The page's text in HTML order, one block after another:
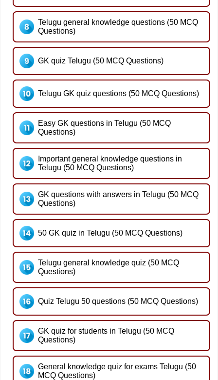
Telugu general knowledge questions (50 MCQ
Questions)
GK quiz Telugu (50 MCQ Questions)
Telugu GK quiz questions (50 MCQ Questions)
Easy GK questions in Telugu (50 MCQ
Questions)
Important general knowledge questions in
Telugu (50 MCQ Questions)
GK questions with answers in Telugu (50 MCQ
Questions)
50 GK quiz in Telugu (50 MCQ Questions)
Telugu general knowledge quiz (50 MCQ
Questions)
Quiz Telugu 50 questions (50 MCQ Questions)
GK quiz for students in Telugu (50 MCQ
Questions)
General knowledge quiz for exams Telugu (50
MCQ Questions)